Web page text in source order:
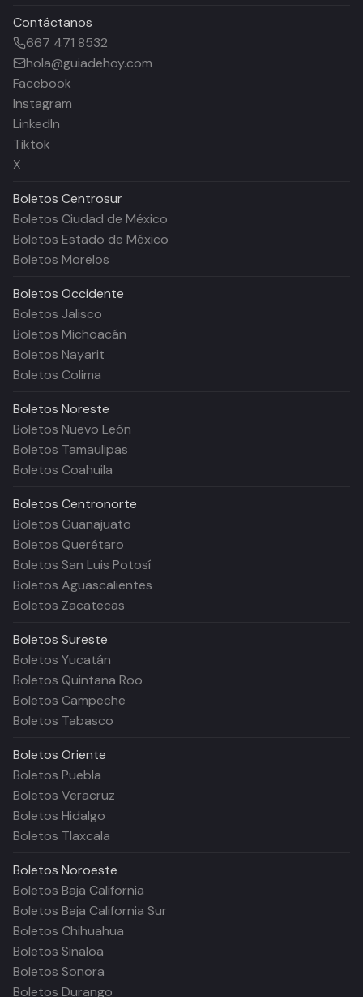
Contáctanos
667 471 8532
hola@guiadehoy.com
Facebook
Instagram
LinkedIn
Tiktok
X
Boletos Centrosur
Boletos Ciudad de México
Boletos Estado de México
Boletos Morelos
Boletos Occidente
Boletos Jalisco
Boletos Michoacán
Boletos Nayarit
Boletos Colima
Boletos Noreste
Boletos Nuevo León
Boletos Tamaulipas
Boletos Coahuila
Boletos Centronorte
Boletos Guanajuato
Boletos Querétaro
Boletos San Luis Potosí
Boletos Aguascalientes
Boletos Zacatecas
Boletos Sureste
Boletos Yucatán
Boletos Quintana Roo
Boletos Campeche
Boletos Tabasco
Boletos Oriente
Boletos Puebla
Boletos Veracruz
Boletos Hidalgo
Boletos Tlaxcala
Boletos Noroeste
Boletos Baja California
Boletos Baja California Sur
Boletos Chihuahua
Boletos Sinaloa
Boletos Sonora
Boletos Durango